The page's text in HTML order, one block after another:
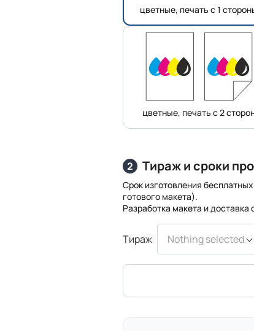
цветные, печать с 1
цветные, печать с 2
2 Тираж и сроки
Срок изготовления
готового макета).
Разработка макета и
Тираж Nothing selected